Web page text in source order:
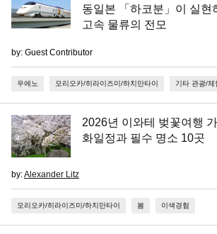
동일본 「하코분」이 실현
고속 물류의 전모
by: Guest Contributor
우에노 모리오카/히라이즈미/하치만타이 기타 관광/체
2026년 이와테 벚꽃여행
화일정과 필수 명소 10곳
by:Alexander Litz
모리오카/히라이즈미/하치만타이 봄 이색경험